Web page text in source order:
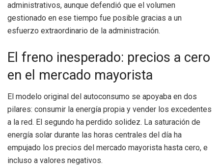
administrativos, aunque defendió que el volumen
gestionado en ese tiempo fue posible gracias a un
esfuerzo extraordinario de la administración.
El freno inesperado: precios a cero
en el mercado mayorista
El modelo original del autoconsumo se apoyaba en dos
pilares: consumir la energía propia y vender los excedentes
a la red. El segundo ha perdido solidez. La saturación de
energía solar durante las horas centrales del día ha
empujado los precios del mercado mayorista hasta cero, e
incluso a valores negativos.